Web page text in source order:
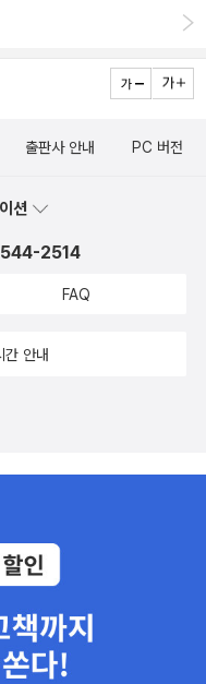
출판사 안내 PC 버전
션
2514
FAQ
간 안내